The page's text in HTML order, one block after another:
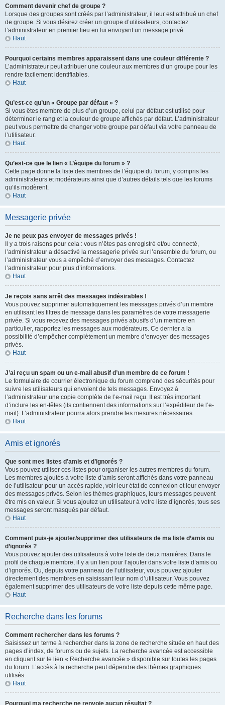
Comment devenir chef de groupe ?
Lorsque des groupes sont créés par l’administrateur, il leur est attribué un chef
de groupe. Si vous désirez créer un groupe d’utilisateurs, contactez
l’administrateur en premier lieu en lui envoyant un message privé.
Haut
Pourquoi certains membres apparaissent dans une couleur différente ?
L’administrateur peut attribuer une couleur aux membres d’un groupe pour les
rendre facilement identifiables.
Haut
Qu’est-ce qu’un « Groupe par défaut » ?
Si vous êtes membre de plus d’un groupe, celui par défaut est utilisé pour
déterminer le rang et la couleur de groupe affichés par défaut. L’administrateur
peut vous permettre de changer votre groupe par défaut via votre panneau de
l’utilisateur.
Haut
Qu’est-ce que le lien « L’équipe du forum » ?
Cette page donne la liste des membres de l’équipe du forum, y compris les
administrateurs et modérateurs ainsi que d’autres détails tels que les forums
qu’ils modèrent.
Haut
Messagerie privée
Je ne peux pas envoyer de messages privés !
Il y a trois raisons pour cela : vous n’êtes pas enregistré et/ou connecté,
l’administrateur a désactivé la messagerie privée sur l’ensemble du forum, ou
l’administrateur vous a empêché d’envoyer des messages. Contactez
l’administrateur pour plus d’informations.
Haut
Je reçois sans arrêt des messages indésirables !
Vous pouvez supprimer automatiquement les messages privés d’un membre
en utilisant les filtres de message dans les paramètres de votre messagerie
privée. Si vous recevez des messages privés abusifs d’un membre en
particulier, rapportez les messages aux modérateurs. Ce dernier a la
possibilité d’empêcher complètement un membre d’envoyer des messages
privés.
Haut
J’ai reçu un spam ou un e-mail abusif d’un membre de ce forum !
Le formulaire de courrier électronique du forum comprend des sécurités pour
suivre les utilisateurs qui envoient de tels messages. Envoyez à
l’administrateur une copie complète de l’e-mail reçu. Il est très important
d’inclure les en-têtes (ils contiennent des informations sur l’expéditeur de l’e-
mail). L’administrateur pourra alors prendre les mesures nécessaires.
Haut
Amis et ignorés
Que sont mes listes d’amis et d’ignorés ?
Vous pouvez utiliser ces listes pour organiser les autres membres du forum.
Les membres ajoutés à votre liste d’amis seront affichés dans votre panneau
de l’utilisateur pour un accès rapide, voir leur état de connexion et leur envoyer
des messages privés. Selon les thèmes graphiques, leurs messages peuvent
être mis en valeur. Si vous ajoutez un utilisateur à votre liste d’ignorés, tous ses
messages seront masqués par défaut.
Haut
Comment puis-je ajouter/supprimer des utilisateurs de ma liste d’amis ou
d’ignorés ?
Vous pouvez ajouter des utilisateurs à votre liste de deux manières. Dans le
profil de chaque membre, il y a un lien pour l’ajouter dans votre liste d’amis ou
d’ignorés. Ou, depuis votre panneau de l’utilisateur, vous pouvez ajouter
directement des membres en saisissant leur nom d’utilisateur. Vous pouvez
également supprimer des utilisateurs de votre liste depuis cette même page.
Haut
Recherche dans les forums
Comment rechercher dans les forums ?
Saisissez un terme à rechercher dans la zone de recherche située en haut des
pages d’index, de forums ou de sujets. La recherche avancée est accessible
en cliquant sur le lien « Recherche avancée » disponible sur toutes les pages
du forum. L’accès à la recherche peut dépendre des thèmes graphiques
utilisés.
Haut
Pourquoi ma recherche ne renvoie aucun résultat ?